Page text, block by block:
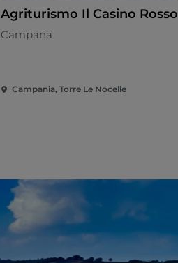
Agriturismo Il Casino Rosso
Campana
Campania, Torre Le Nocelle